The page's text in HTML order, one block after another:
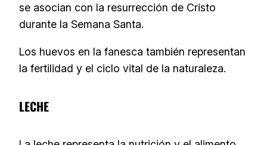
se asocian con la resurrección de Cristo
durante la Semana Santa.
Los huevos en la fanesca también representan
la fertilidad y el ciclo vital de la naturaleza.
LECHE